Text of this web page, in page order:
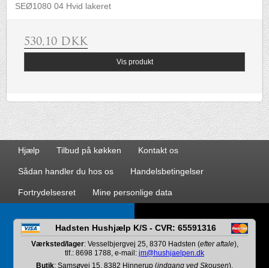
SEØ1080 04 Hvid lakeret
530,10 DKK
Vis produkt
Hjælp Tilbud på køkken Kontakt os
Sådan handler du hos os Handelsbetingelser
Fortrydelsesret Mine personlige data
Hadsten Hushjælp K/S - CVR: 65591316
Værksted/lager: Vesselbjergvej 25, 8370 Hadsten (efter aftale),
tlf.: 8698 1788, e-mail: jm@hushjaelpen.dk
Butik: Samsøvej 15, 8382 Hinnerup (indgang ved Skousen),